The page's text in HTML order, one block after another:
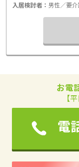
入居検討者： 男性／要
お電
【
電